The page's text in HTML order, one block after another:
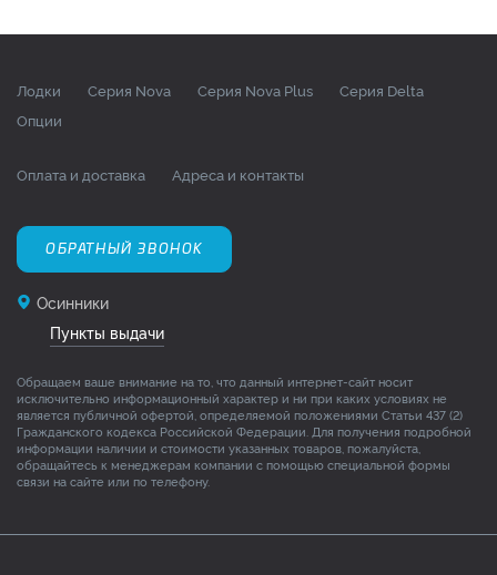
Лодки Серия Nova Серия Nova Plus
Серия Delta
Опции
Оплата и доставка Адреса и контакты
ОБРАТНЫЙ ЗВОНОК
Осинники
Пункты выдачи
Обращаем ваше внимание на то, что данный интернет-сайт носит
исключительно информационный характер и ни при каких условиях не
является публичной офертой, определяемой положениями Статьи 437 (2)
Гражданского кодекса Российской Федерации. Для получения подробной
информации наличии и стоимости указанных товаров, пожалуйста,
обращайтесь к менеджерам компании с помощью специальной формы
связи на сайте или по телефону.